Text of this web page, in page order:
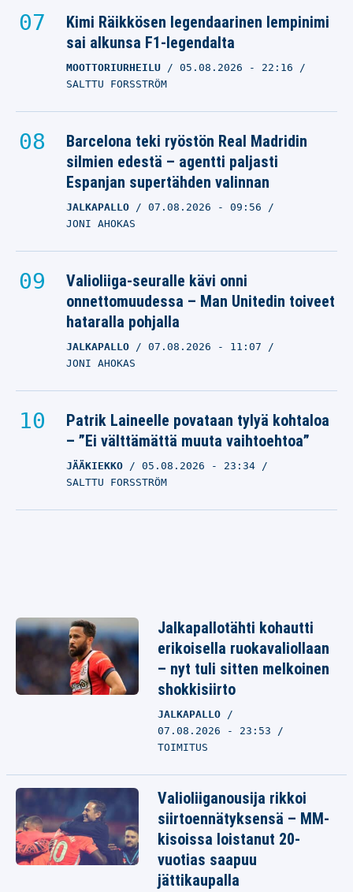
Kimi Räikkösen legendaarinen lempinimi
sai alkunsa F1-legendalta
MOOTTORIURHEILU 05.08.2026 - 22:16
SALTTU FORSSTRÖM
Barcelona teki ryöstön Real Madridin
silmien edestä – agentti paljasti
Espanjan supertähden valinnan
JALKAPALLO 07.08.2026 - 09:56
JONI AHOKAS
Valioliiga-seuralle kävi onni
onnettomuudessa – Man Unitedin toiveet
hataralla pohjalla
JALKAPALLO 07.08.2026 - 11:07
JONI AHOKAS
Patrik Laineelle povataan tylyä kohtaloa
– ”Ei välttämättä muuta vaihtoehtoa”
JÄÄKIEKKO 05.08.2026 - 23:34
SALTTU FORSSTRÖM
Jalkapallotähti kohautti
erikoisella ruokavaliollaan
– nyt tuli sitten melkoinen
shokkisiirto
JALKAPALLO
07.08.2026 - 23:53
TOIMITUS
Valioliiganousija rikkoi
siirtoennätyksensä – MM-
kisoissa loistanut 20-
vuotias saapuu
jättikaupalla